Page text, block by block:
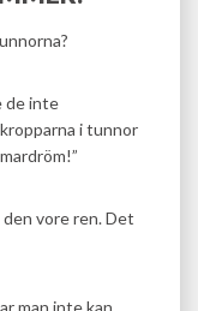
de inte
i tunnor
vore ren. Det
man inte kan